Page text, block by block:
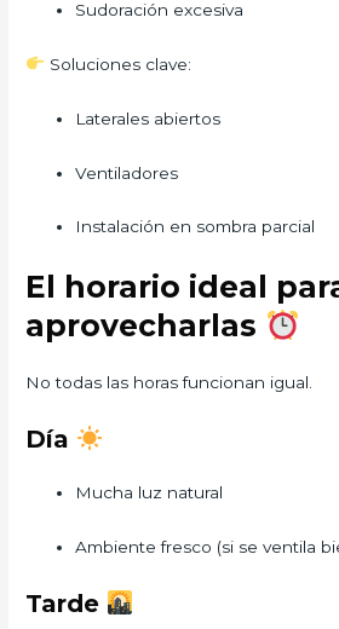
Sudoración excesiva
Soluciones clave:
Laterales abiertos
Ventiladores
Instalación en sombra parcial
El horario ideal
aprovecharlas
No todas las horas funcionan igual.
Día
Mucha luz natural
Ambiente fresco (si se ventila
Tarde